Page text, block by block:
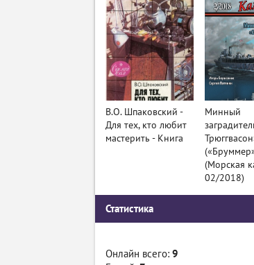
В.О. Шпаковский -
Для тех, кто любит
мастерить - Книга
Минный
(Морская
02/2018)
Статистика
Онлайн всего: 9